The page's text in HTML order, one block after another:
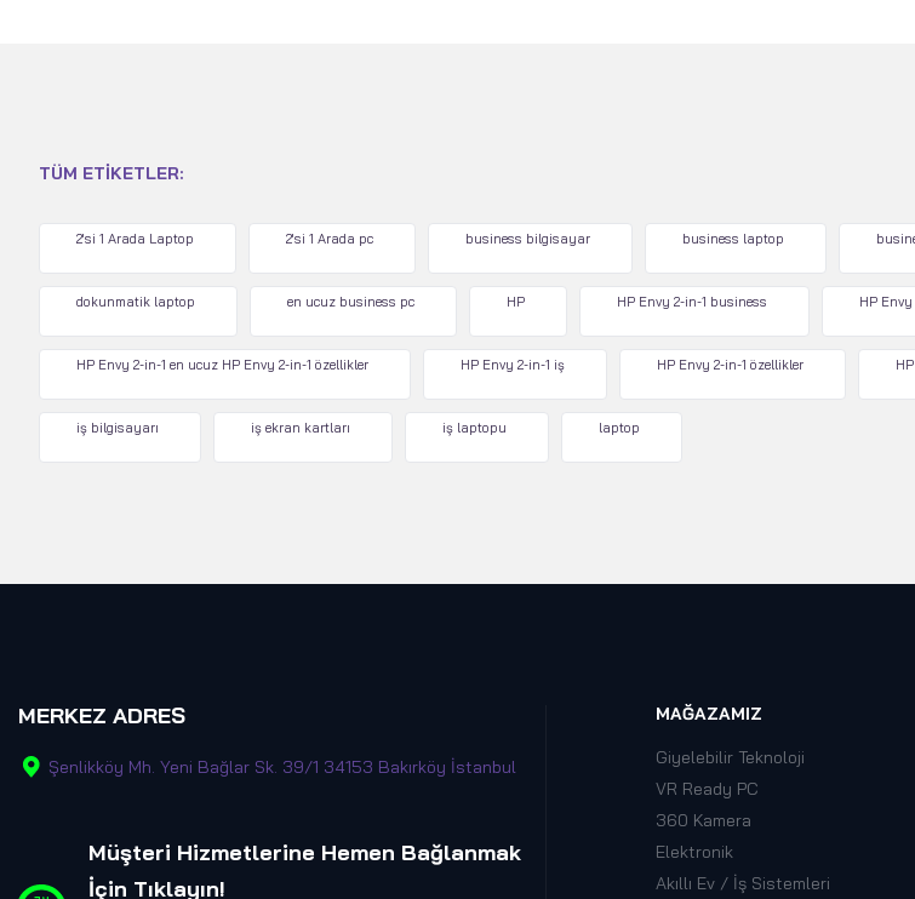
TÜM ETIKETLER:
2'si 1 Arada Laptop 2'si 1 Arada pc business bilgisayar business laptop
dokunmatik laptop en ucuz business pc HP HP Envy 2-in-1 business HP
HP Envy 2-in-1 en ucuz HP Envy 2-in-1 özellikler HP Envy 2-in-1 iş HP Envy 2-in-1 özellikler
iş bilgisayarı iş ekran kartları iş laptopu laptop
MERKEZ ADRES
Şenlikköy Mh. Yeni Bağlar Sk. 39/1 34153 Bakırköy İstanbul
Müşteri Hizmetlerine Hemen Bağlanmak
İçin Tıklayın!
MAĞAZAMIZ
Giyelebilir Teknoloji
VR Ready PC
360 Kamera
Elektronik
Akıllı Ev / İş Sistemleri